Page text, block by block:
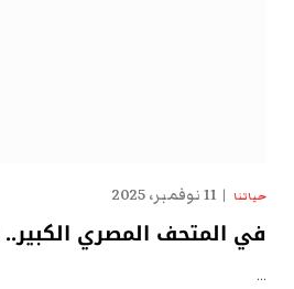
حياتنا 11 نوفمبر، 2025
في المتحف المصري
…